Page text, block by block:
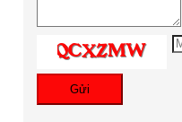
Gửi